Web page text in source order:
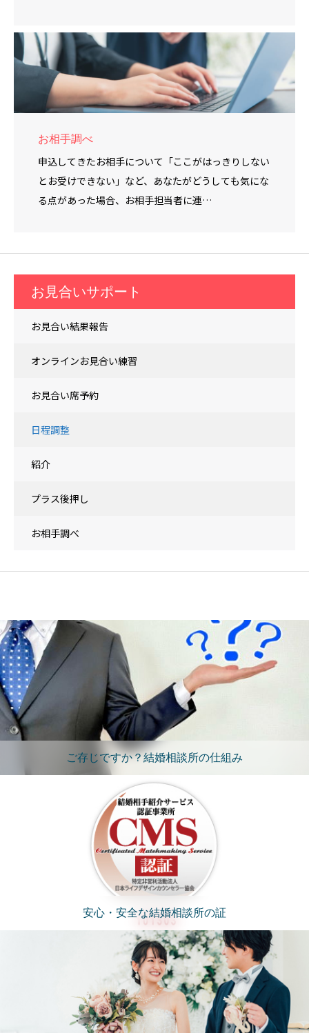
お相手調べ
申込してきたお相手について「ここがはっきりしない
とお受けできない」など、あなたがどうしても気にな
る点があった場合、お相手担当者に連…
お見合いサポート
お見合い結果報告
オンラインお見合い練習
お見合い席予約
日程調整
紹介
プラス後押し
お相手調べ
ご存じですか？結婚相談所の仕組み
安心・安全な結婚相談所の証